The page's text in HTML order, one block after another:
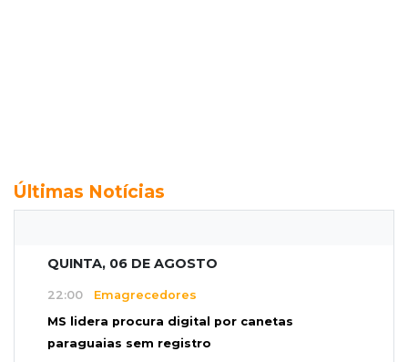
Últimas Notícias
QUINTA, 06 DE AGOSTO
22:00 Emagrecedores
MS lidera procura digital por canetas
paraguaias sem registro